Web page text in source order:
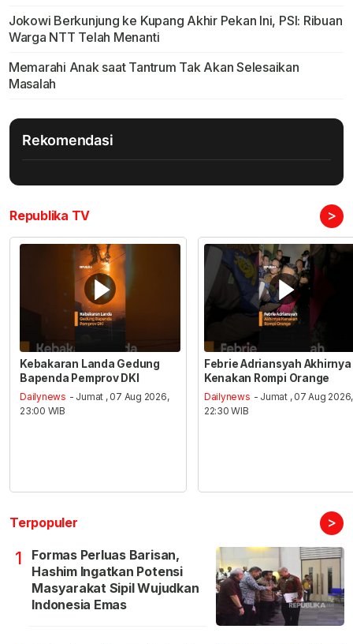
Jokowi Berkunjung ke Kupang Akhir Pekan Ini, PSI: Ribuan
Warga NTT Telah Menanti
Memarahi Anak saat Tantrum Tak Akan Selesaikan
Masalah
Rekomendasi
Republika TV >
Kebakaran Landa Gedung
Bapenda Pemprov DKI
Dailynews - Jumat , 07 Aug 2026,
23:00 WIB
Febrie Adriansyah Akhirnya
Kenakan Rompi Orange
Dailynews - Jumat , 07 Aug 2026,
22:30 WIB
Terpopuler >
1
Formas Perluas Barisan,
Hashim Ingatkan Potensi
Masyarakat Sipil Wujudkan
Indonesia Emas